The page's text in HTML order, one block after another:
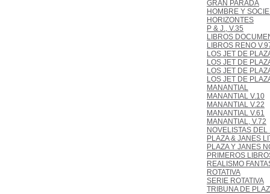
GRAN PARADA
HOMBRE Y
HORIZONTES
P & J., V.35
LIBROS
LIBROS RENO
LOS JET DE
LOS JET DE
LOS JET DE
LOS JET DE
MANANTIAL
MANANTIAL V.10
MANANTIAL V.22
MANANTIAL V.61
MANANTIAL, V.72
NOVELISTAS DEL
PLAZA & JANES
PLAZA Y JANES
PRIMEROS
REALISMO
ROTATIVA
SERIE ROTATIVA
TRIBUNA DE